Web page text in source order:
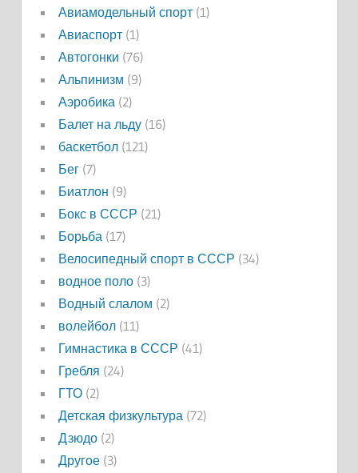
Авиамодельный спорт(1)
Авиаспорт(1)
Автогонки (76)
Альпинизм (9)
Аэробика (2)
Балет на льду(16)
баскетбол(121)
Бег(7)
Биатлон (9)
Бокс в СССР (21)
Борьба (17)
Велосипедный спорт в СССР (34)
водное поло(3)
Водный слалом (2)
волейбол(11)
Гимнастика в СССР (41)
Гребля (24)
ГТО(2)
Детская физкультура (72)
Дзюдо(2)
Другое(3)